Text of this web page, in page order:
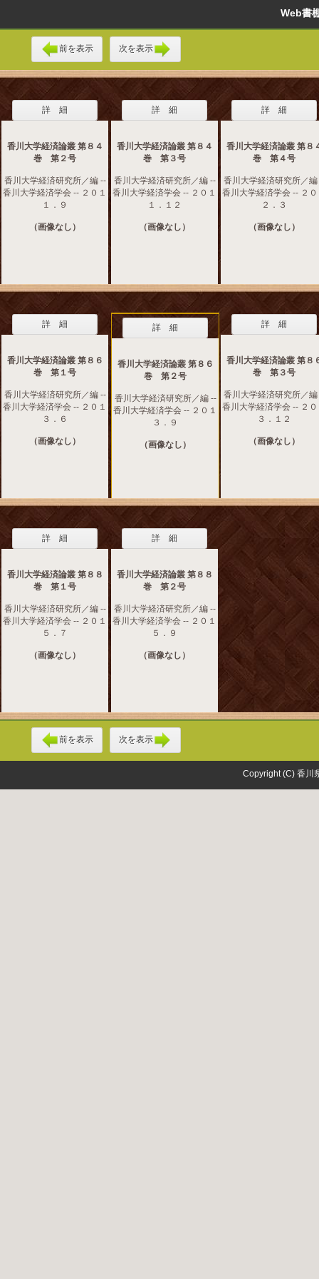
Web
前を表示 次を表示
詳 細
香川大学経済論叢 第８４
巻 第２号
香川大学経済研究所／編 --
香川大学経済学会 -- ２０１
１．９
（画像なし）
詳 細
香川大学経済論叢 第８４
巻 第３号
香川大学経済研究所／編 --
香川大学経済学会 -- ２０１
１．１２
（画像なし）
詳 細
香川大学経済論叢 第８
巻 第４号
香川大学経済研究所／編
香川大学経済学会 -- ２
２．３
（画像なし）
詳 細
香川大学経済論叢 第８６
巻 第１号
香川大学経済研究所／編 --
香川大学経済学会 -- ２０１
３．６
（画像なし）
詳 細
香川大学経済論叢 第８６
巻 第２号
香川大学経済研究所／編 --
香川大学経済学会 -- ２０１
３．９
（画像なし）
詳 細
香川大学経済論叢 第８
巻 第３号
香川大学経済研究所／編
香川大学経済学会 -- ２
３．１２
（画像なし）
詳 細
香川大学経済論叢 第８８
巻 第１号
香川大学経済研究所／編 --
香川大学経済学会 -- ２０１
５．７
（画像なし）
詳 細
香川大学経済論叢 第８８
巻 第２号
香川大学経済研究所／編 --
香川大学経済学会 -- ２０１
５．９
（画像なし）
前を表示 次を表示
Copyright (C) 香川